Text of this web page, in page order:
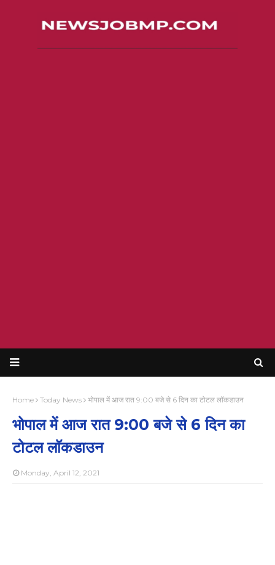
Home Today News भोपाल में आज रात 9:00 बजे से 6 दिन का टोटल लॉकडाउन
भोपाल में आज रात 9:00 बजे से 6 दिन का
टोटल लॉकडाउन
Monday, April 12, 2021